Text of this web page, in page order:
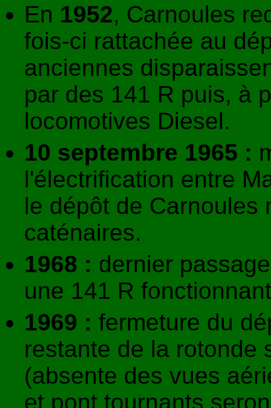
En 1952, Carnoules
fois-ci rattachée au
anciennes
par des 141 R puis, à
locomotives Diesel.
10 septembre 1965 :
l'électrification entre
le dépôt de Carnoules
caténaires.
1968 : dernier
une 141 R
1969 : fermeture du
restante de la rotonde
(absente des vues
et pont tournants